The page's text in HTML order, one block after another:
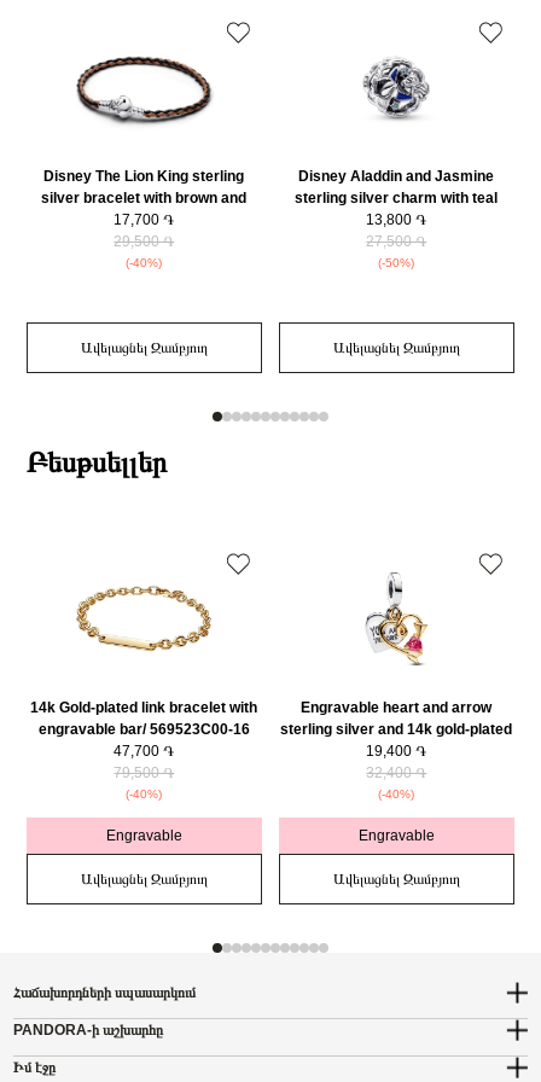
Disney The Lion King sterling
silver bracelet with brown and
black leather/ 593361C01-S1
17,700 ֏
29,500 ֏
(-40%)
Ավելացնել Զամբյուղ
Disney Aladdin and Jasmine
sterling silver charm with teal
cubic zirconia and skydiver blue
glow in the dark enamel/
792349C01
13,800 ֏
27,500 ֏
(-50%)
Ավելացնել Զամբյուղ
Բեսթսելլեր
14k Gold-plated link bracelet with
engravable bar/ 569523C00-16
47,700 ֏
79,500 ֏
(-40%)
Engravable
Ավելացնել Զամբյուղ
Engravable heart and arrow
sterling silver and 14k gold-plated
double dangle with red cubic
zirconia/ 763622C01
19,400 ֏
32,400 ֏
(-40%)
Engravable
Ավելացնել Զամբյուղ
Հաճախորդների սպասարկում
PANDORA-ի աշխարհը
Իմ էջը